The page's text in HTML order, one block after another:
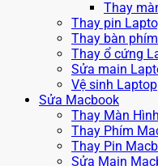
Thay
Thay pin
Thay bàn
Thay ổ cứng
Sửa main
Vệ sinh Laptop
Sửa Macbook
Thay Màn
Thay Phím
Thay Pin
Sửa Main